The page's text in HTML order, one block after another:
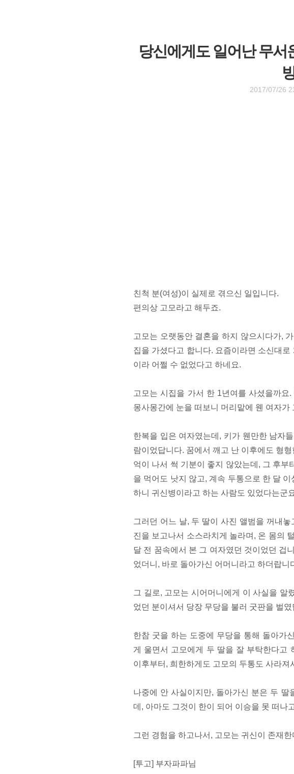
당신에게도 일어난 무서
2017/07/26
친척 분(여성)이 실제로 겪으신 일입니다.
편의상 고모라고 해두죠.
고모는 오랫동안 결혼을 하지 않으시다가,
집을 가셨다고 합니다. 요즘이라면 소신대
이라 어쩔 수 없었다고 하네요.
고모는 시집을 가서 한 1년여를 사셨을까
몽사몽간에 눈을 떠보니 머리맡에 웬 여자
한복을 입은 여자였는데, 키가 웬만한 남자
람이었답니다. 꿈에서 깨고 난 이후에도 형
억이 나서 썩 기분이 좋지 않았는데, 그 후
을 먹어도 낫지 않고, 계속 두통으로 한 달
하니 귀신병이라고 하는 사람도 있었다는군
그러던 어느 날, 두 딸이 사진 앨범을 꺼내
진을 보고나서 소스라치게 놀라며, 온 몸의
달 전 꿈속에서 본 그 여자였던 것이었던 겁
었더니, 바로 돌아가신 어머니라고 하더랍니
그 길로, 고모는 시어머니에게 이 사실을 알
었던 분이셔서 당장 무당을 불러 굿판을 벌였
한참 굿을 하는 도중에 무당을 통해 돌아가
게 울면서 고모에게 두 딸을 잘 부탁한다고
이후부터, 희한하게도 고모의 두통도 사라져
나중에 안 사실이지만, 돌아가신 분은 두
데, 아마도 그것이 한이 되어 이승을 못 떠나
그런 경험을 하고나서, 고모는 귀신이 존재
[투고] 부자파파님